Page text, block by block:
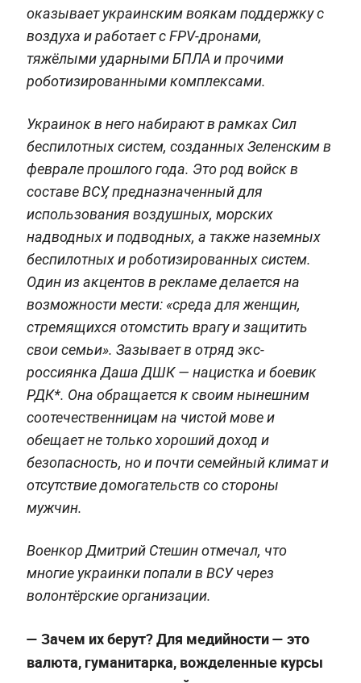
оказывает украинским воякам поддержку с
воздуха и работает с FPV-дронами,
тяжёлыми ударными БПЛА и прочими
роботизированными комплексами.
Украинок в него набирают в рамках Сил
беспилотных систем, созданных Зеленским в
феврале прошлого года. Это род войск в
составе ВСУ, предназначенный для
использования воздушных, морских
надводных и подводных, а также наземных
беспилотных и роботизированных систем.
Один из акцентов в рекламе делается на
возможности мести: «среда для женщин,
стремящихся отомстить врагу и защитить
свои семьи». Зазывает в отряд экс-
россиянка Даша ДШК — нацистка и боевик
РДК*. Она обращается к своим нынешним
соотечественницам на чистой мове и
обещает не только хороший доход и
безопасность, но и почти семейный климат и
отсутствие домогательств со стороны
мужчин.
Военкор Дмитрий Стешин отмечал, что
многие украинки попали в ВСУ через
волонтёрские организации.
— Зачем их берут? Для медийности — это
валюта, гуманитарка, вожделенные курсы